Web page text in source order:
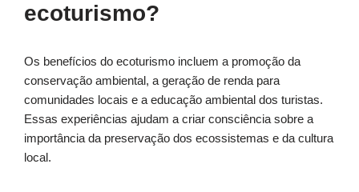
ecoturismo?
Os benefícios do ecoturismo incluem a promoção da
conservação ambiental, a geração de renda para
comunidades locais e a educação ambiental dos turistas.
Essas experiências ajudam a criar consciência sobre a
importância da preservação dos ecossistemas e da cultura
local.